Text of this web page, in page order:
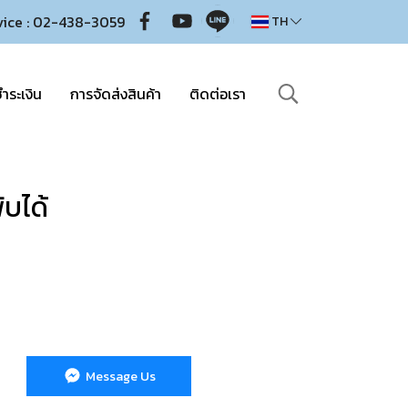
: 02-438-3059 TH
ระเงิน การจัดส่งสินค้า ติดต่อเรา
ได้
Message Us